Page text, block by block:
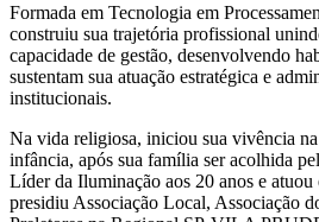
Formada em Tecnologia em
construiu sua trajetória profissional
capacidade de gestão, desenvolvendo
sustentam sua atuação estratégica e
institucionais.
Na vida religiosa, iniciou sua vivência
infância, após sua família ser acolhida
Líder da Iluminação aos 20 anos e atuou
presidiu Associação Local, Associação